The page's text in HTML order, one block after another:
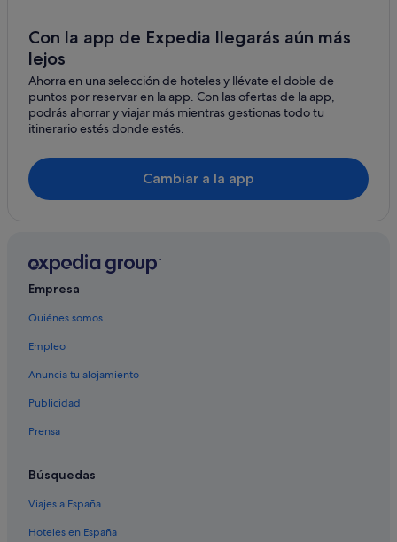
Esplanade hoteles
Cronenbourg Est hoteles
Neudorf Ouest hoteles
Residences en Estrasburgo
Schiltigheim hoteles
Hoteles cerca de Catedral de Estrasburgo
Hoteles cerca de Hall Rhenus
Hoteles cerca de Plaza Kléber
B&B en Estrasburgo
Honau
Marlen
Con la app de Expedia llegarás aún más
lejos
Ahorra en una selección de hoteles y llévate el doble de
puntos por reservar en la app. Con las ofertas de la app,
podrás ahorrar y viajar más mientras gestionas todo tu
itinerario estés donde estés.
Cambiar a la app
Empresa
Quiénes somos
Empleo
Anuncia tu alojamiento
Publicidad
Prensa
Búsquedas
Viajes a España
Hoteles en España